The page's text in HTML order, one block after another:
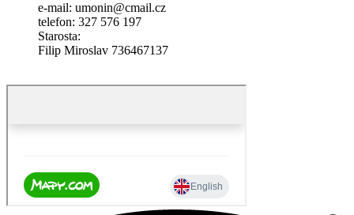
e-mail: umonin@cmail.cz
telefon: 327 576 197
Starosta:
Filip Miroslav 736467137